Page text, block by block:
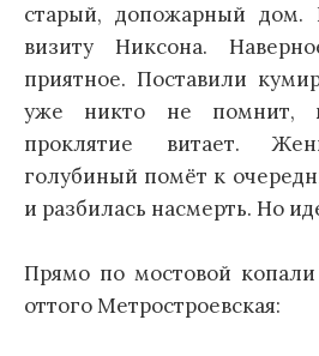
старый, допожарный
визиту Никсона.
приятное. Поставили
уже никто не
проклятие витает.
голубиный помёт к
и разбилась насмерть. Но
Прямо по мостовой
оттого Метростроевская: